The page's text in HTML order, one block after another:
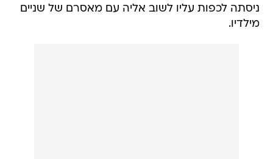
ניסתה לכפות עליו לשוב אליה עם מאסרם של שניים
מילדיו.